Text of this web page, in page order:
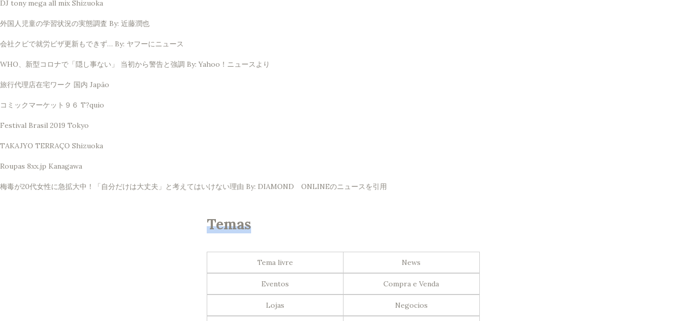
DJ tony mega all mix Shizuoka
外国人児童の学習状況の実態調査 By: 近藤潤也
会社クビで就労ビザ更新もできず… By: ヤフーにニュース
WHO、新型コロナで「隠し事ない」 当初から警告と強調 By: Yahoo！ニュースより
旅行代理店在宅ワーク 国内 Japão
コミックマーケット９６ T?quio
Festival Brasil 2019 Tokyo
TAKAJYO TERRAÇO Shizuoka
Roupas 8xx.jp Kanagawa
梅毒が20代女性に急拡大中！「自分だけは大丈夫」と考えてはいけない理由 By: DIAMOND ONLINEのニュースを引用
Temas
Tema livre News
Eventos Compra e Venda
Lojas Negocios